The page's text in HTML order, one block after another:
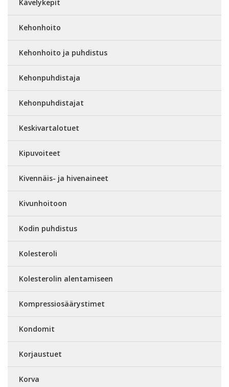
Kävelykepit
Kehonhoito
Kehonhoito ja puhdistus
Kehonpuhdistaja
Kehonpuhdistajat
Keskivartalotuet
Kipuvoiteet
Kivennäis- ja hivenaineet
Kivunhoitoon
Kodin puhdistus
Kolesteroli
Kolesterolin alentamiseen
Kompressiosäärystimet
Kondomit
Korjaustuet
Korva